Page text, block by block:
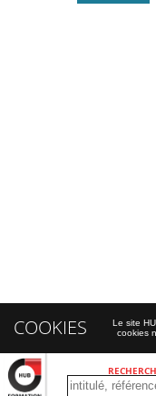
COOKIES
Le site
cookies